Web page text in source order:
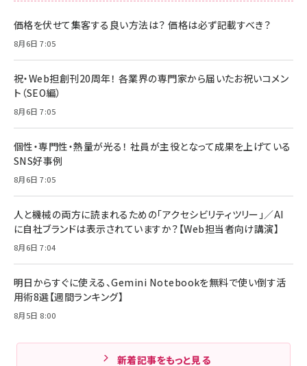
価格を伏せて集客する良い方法は？ 価格は必ず記載すべき？
8月6日 7:05
祝・Web担創刊20周年！ 各業界の専門家から届いたお祝いコメン
ト（SEO編）
8月6日 7:05
個性・専門性・熱量が光る！ 社員が主役となって成果を上げている
SNS好事例
8月6日 7:05
人と機械の両方に読まれるための「アクセシビリティツリー」／AI
に自社ブランドは表示されていますか？【Web担当者向け講演】
8月6日 7:04
明日からすぐに使える、Gemini Notebookを無料で使い倒す活
用術8選【週間ランキング】
8月5日 8:00
新着記事をもっと見る